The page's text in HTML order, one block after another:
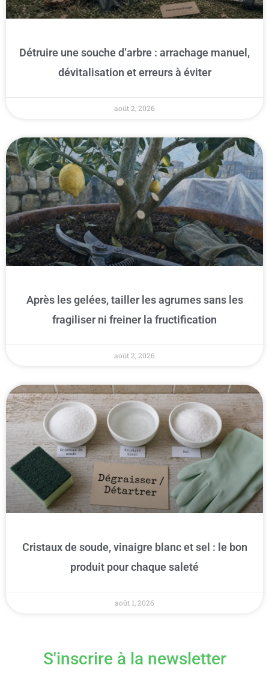
Détruire une souche d’arbre : arrachage manuel,
dévitalisation et erreurs à éviter
août 2, 2026
Après les gelées, tailler les agrumes sans les
fragiliser ni freiner la fructification
août 2, 2026
Cristaux de soude, vinaigre blanc et sel : le bon
produit pour chaque saleté
août 1, 2026
S'inscrire à la newsletter